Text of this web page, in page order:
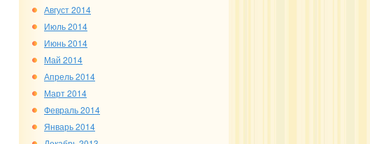
Август 2014
Июль 2014
Июнь 2014
Май 2014
Апрель 2014
Март 2014
Февраль 2014
Январь 2014